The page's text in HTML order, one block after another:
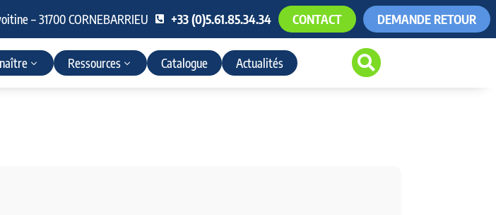
– 31700 CORNEBARRIEU  +33 (0)5.61.85.34.34 CONTACT DEMANDE RETOUR
Ressources Catalogue Actualités 